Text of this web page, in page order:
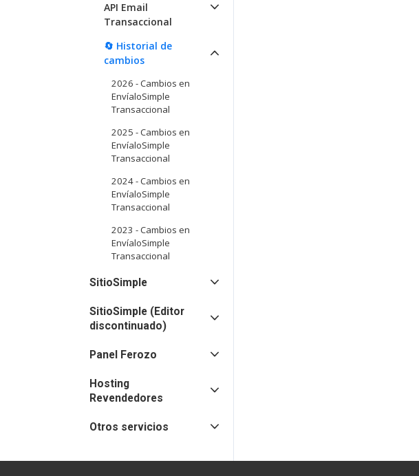
API Email
Transaccional
🔄 Historial de
cambios
2026 - Cambios en
EnvíaloSimple
Transaccional
2025 - Cambios en
EnvíaloSimple
Transaccional
2024 - Cambios en
EnvíaloSimple
Transaccional
2023 - Cambios en
EnvíaloSimple
Transaccional
SitioSimple
SitioSimple (Editor
discontinuado)
Panel Ferozo
Hosting
Revendedores
Otros servicios